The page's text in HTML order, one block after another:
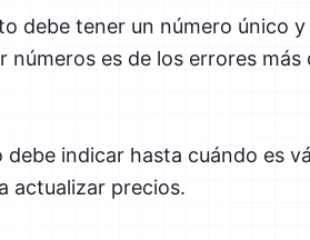
debe tener un número único y
es de los errores más
indicar hasta cuándo es
actualizar precios.